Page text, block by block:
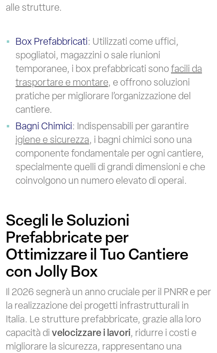
alle strutture.
Box Prefabbricati: Utilizzati come uffici,
spogliatoi, magazzini o sale riunioni
temporanee, i box prefabbricati sonofacili da
trasportare e montare, e offrono soluzioni
pratiche per migliorare l’organizzazione del
cantiere.
Bagni Chimici: Indispensabili per garantire
igiene e sicurezza, i bagni chimici sono una
componente fondamentale per ogni cantiere,
specialmente quelli di grandi dimensioni e che
coinvolgono un numero elevato di operai.
Scegli le Soluzioni
Prefabbricate per
Ottimizzare il Tuo Cantiere
con Jolly Box
Il 2026 segnerà un anno cruciale per il PNRR e per
la realizzazione dei progetti infrastrutturali in
Italia. Le strutture prefabbricate, grazie alla loro
capacità di velocizzare i lavori, ridurre i costi e
migliorare la sicurezza, rappresentano una